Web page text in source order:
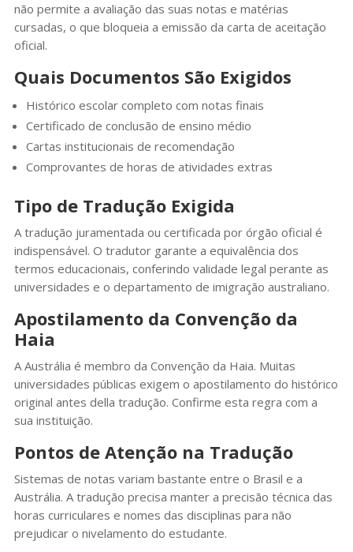
não permite a avaliação das suas notas e matérias
cursadas, o que bloqueia a emissão da carta de aceitação
oficial.
Quais Documentos São Exigidos
Histórico escolar completo com notas finais
Certificado de conclusão de ensino médio
Cartas institucionais de recomendação
Comprovantes de horas de atividades extras
Tipo de Tradução Exigida
A tradução juramentada ou certificada por órgão oficial é
indispensável. O tradutor garante a equivalência dos
termos educacionais, conferindo validade legal perante as
universidades e o departamento de imigração australiano.
Apostilamento da Convenção da
Haia
A Austrália é membro da Convenção da Haia. Muitas
universidades públicas exigem o apostilamento do histórico
original antes della tradução. Confirme esta regra com a
sua instituição.
Pontos de Atenção na Tradução
Sistemas de notas variam bastante entre o Brasil e a
Austrália. A tradução precisa manter a precisão técnica das
horas curriculares e nomes das disciplinas para não
prejudicar o nivelamento do estudante.